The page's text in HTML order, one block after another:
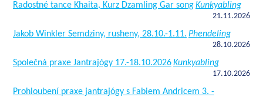
Radostné tance Khaita, Kurz Dzamling Gar songKunkyabling
21.11.2026
Jakob Winkler Semdziny, rusheny, 28.10.-1.11. Phendeling
28.10.2026
Společná praxe Jantrajógy 17.-18.10.2026Kunkyabling
17.10.2026
Prohloubení praxe jantrajógy s Fabiem Andricem 3. -